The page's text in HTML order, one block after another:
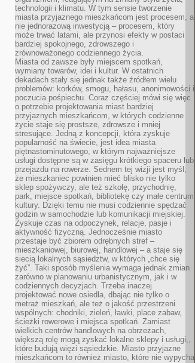
technologii i klimatu. W tym sensie tworzenie
miasta przyjaznego mieszkańcom jest procesem, a
nie jednorazową inwestycją – procesem, który
może trwać latami, ale przynosi efekty w postaci
bardziej spokojnego, zdrowszego i
zrównoważonego codziennego życia.
Miasta od zawsze były miejscem spotkań,
wymiany towarów, idei i kultur. W ostatnich
dekadach stały się jednak także źródłem wielu
problemów: korków, smogu, hałasu, anonimowości i
poczucia pośpiechu. Coraz częściej mówi się więc
o potrzebie projektowania miast bardziej
przyjaznych mieszkańcom, w których codzienne
życie staje się prostsze, zdrowsze i mniej
stresujące. Jedną z koncepcji, która zyskuje
popularność na świecie, jest idea miasta
piętnastominutowego, w którym najważniejsze
usługi dostępne są w zasięgu krótkiego spaceru lub
przejazdu na rowerze. Sednem tej wizji jest myśl,
że mieszkaniec powinien mieć blisko nie tylko
sklep spożywczy, ale też szkołę, przychodnię,
park, miejsce spotkań, bibliotekę czy małe centrum
kultury. Dzięki temu nie musi codziennie spędzać
godzin w samochodzie lub komunikacji miejskiej.
Zyskuje czas na odpoczynek, relacje, pasje i
aktywność fizyczną. Jednocześnie miasto
przestaje być zbiorem odrębnych stref –
mieszkaniowej, biurowej, handlowej – a staje się
siecią lokalnych sąsiedztw, w których „chce się
żyć”. Taki sposób myślenia wymaga jednak zmian
zarówno w planowaniu urbanistycznym, jak i w
codziennych decyzjach. Trzeba inaczej
projektować nowe osiedla, dbając nie tylko o
metraż mieszkań, ale też o jakość przestrzeni
wspólnych: chodniki, zieleń, ławki, place zabaw,
ścieżki rowerowe i miejsca spotkań. Zamiast
wielkich centrów handlowych na obrzeżach,
większą rolę mogą zyskać lokalne sklepy i usługi,,
które budują więzi sąsiedzkie. Miasto przyjazne
mieszkańcom to również miasto, które nie wypycha